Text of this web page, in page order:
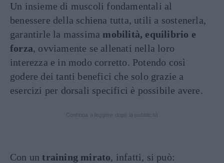
Un insieme di muscoli fondamentali al
benessere della schiena tutta, utili a sostenerla,
garantirle la massima mobilità, equilibrio e
forza, ovviamente se allenati nella loro
interezza e in modo corretto. Potendo così
godere dei tanti benefici che solo grazie a
esercizi per dorsali specifici è possibile avere.
Con untraining mirato, infatti, si può: